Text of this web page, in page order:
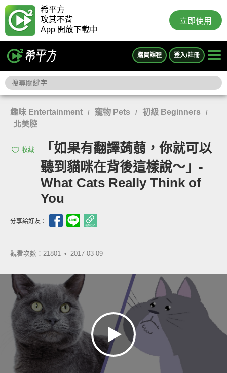
希平方
攻其不背
App 開放下載中
立即使用
購買課程 登入/註冊
趣味 Entertainment / 寵物 Pets / 初級 Beginners /
北美腔
收藏
「如果有翻譯蒟蒻，你就可以
聽到貓咪在背後這樣說～」-
What Cats Really Think of
You
分享給好友：
觀看次數：21801 • 2017-03-09